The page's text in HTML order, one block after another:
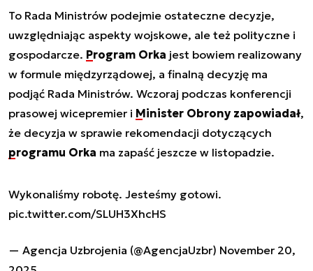
To Rada Ministrów podejmie ostateczne decyzje,
uwzględniając aspekty wojskowe, ale też polityczne i
gospodarcze. Program Orka jest bowiem realizowany
w formule międzyrządowej, a finalną decyzję ma
podjąć Rada Ministrów. Wczoraj podczas konferencji
prasowej wicepremier i Minister Obrony zapowiadał,
że decyzja w sprawie rekomendacji dotyczących
programu Orka ma zapaść jeszcze w listopadzie.
Wykonaliśmy robotę. Jesteśmy gotowi.
pic.twitter.com/SLUH3XhcHS
— Agencja Uzbrojenia (@AgencjaUzbr) November 20,